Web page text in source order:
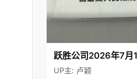
跃胜公司2026年7月
UP主: 卢颖